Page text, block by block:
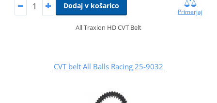
Dodaj v košarico
Primerjaj
All Traxion HD CVT Belt
CVT belt All Balls Racing 25-9032